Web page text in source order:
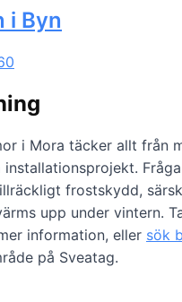
i Byn
i Mora täcker allt från
frostskydd,
upp under vintern.
information, eller sök
på Sveatag.